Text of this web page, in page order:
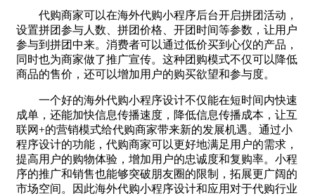
代购商家可以在海外代购小程序后台开启拼团活动，
设置拼团参与人数、拼团价格、开团时间等参数，让用户
参与到拼团中来。消费者可以通过低价买到心仪的产品，
同时也为商家做了推广宣传。这种团购模式不仅可以降低
商品的售价，还可以增加用户的购买欲望和参与度。
一个好的海外代购小程序设计不仅能在短时间内快速
成单，还能加快信息传播速度，降低信息传播成本，让互
联网+的营销模式给代购商家带来新的发展机遇。通过小
程序设计的功能，代购商家可以更好地满足用户的需求，
提高用户的购物体验，增加用户的忠诚度和复购率。小程
序的推广和销售也能够突破朋友圈的限制，拓展更广阔的
市场空间。因此海外代购小程序设计和应用对于代购行业